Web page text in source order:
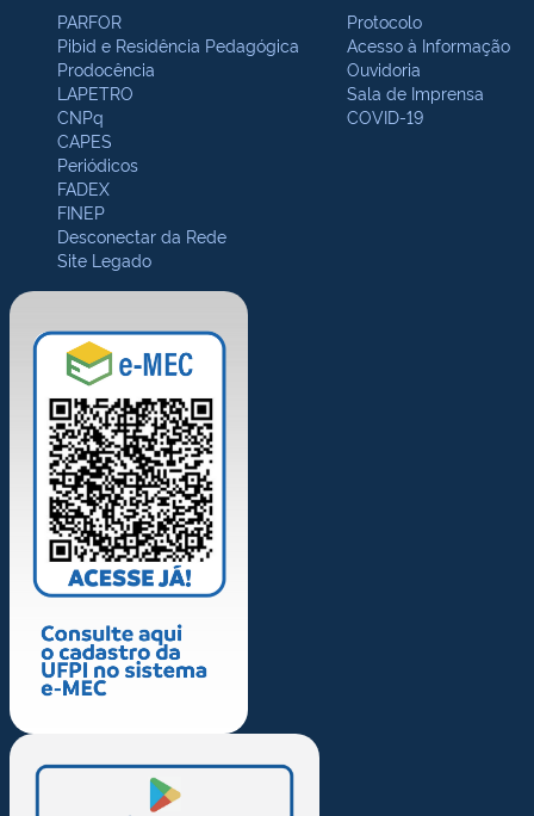
PARFOR
Pibid e Residência Pedagógica
Prodocência
LAPETRO
CNPq
CAPES
Periódicos
FADEX
FINEP
Desconectar da Rede
Site Legado
Protocolo
Acesso à Informação
Ouvidoria
Sala de Imprensa
COVID-19